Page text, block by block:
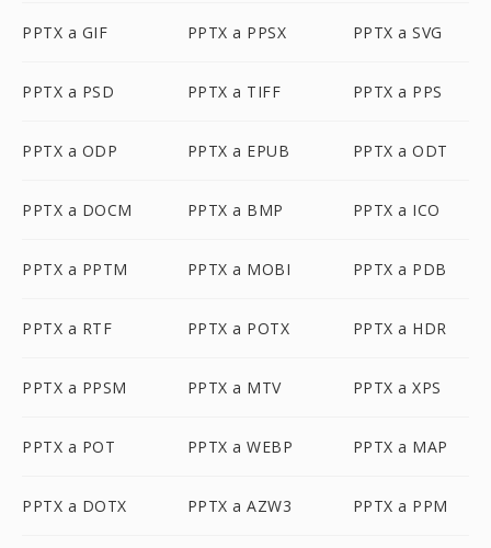
PPTX a GIF PPTX a PPSX PPTX a SVG
PPTX a PSD PPTX a TIFF PPTX a PPS
PPTX a ODP PPTX a EPUB PPTX a ODT
PPTX a DOCM PPTX a BMP PPTX a ICO
PPTX a PPTM PPTX a MOBI PPTX a PDB
PPTX a RTF PPTX a POTX PPTX a HDR
PPTX a PPSM PPTX a MTV PPTX a XPS
PPTX a POT PPTX a WEBP PPTX a MAP
PPTX a DOTX PPTX a AZW3 PPTX a PPM